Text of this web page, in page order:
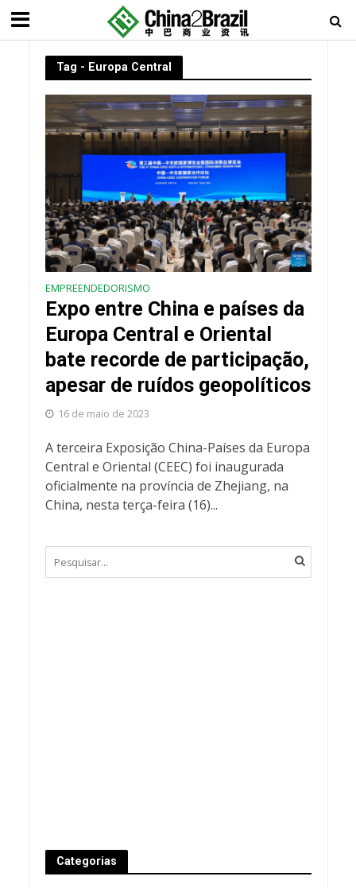
Tag - Europa Central
EMPREENDEDORISMO
Expo entre China e países da
Europa Central e Oriental
bate recorde de participação,
apesar de ruídos geopolíticos
16 de maio de 2023
A terceira Exposição China-Países da Europa
Central e Oriental (CEEC) foi inaugurada
oficialmente na província de Zhejiang, na
China, nesta terça-feira (16)...
Categorias